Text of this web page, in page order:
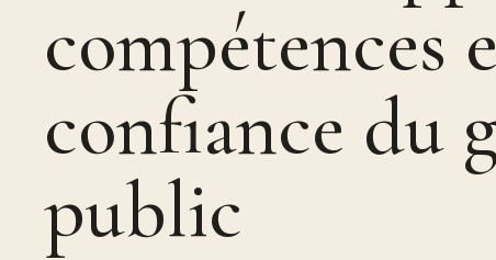
compétences
confiance du
public